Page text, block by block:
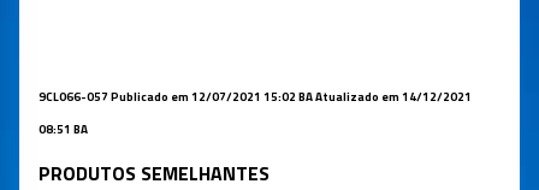
9CL066-057 Publicado em 12/07/2021 15:02 BA Atualizado em 14/12/2021
08:51 BA
PRODUTOS SEMELHANTES